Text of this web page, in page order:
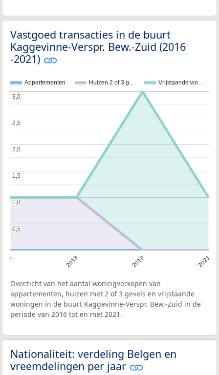
Vastgoed transacties in de buurt
Kaggevinne-Verspr. Bew.-Zuid (2016
-2021)
Appartementen Huizen 2 of 3 g… Vrijstaande wo…
2018 2019 2021
0,5
0,5
1,0
1,0
1,5
1,5
2,0
2,0
2,5
2,5
3,0
3,0
Overzicht van het aantal woningverkopen van
appartementen, huizen met 2 of 3 gevels en vrijstaande
woningen in de buurt Kaggevinne-Verspr. Bew.-Zuid in de
periode van 2016 tot en met 2021.
Nationaliteit: verdeling Belgen en
vreemdelingen per jaar